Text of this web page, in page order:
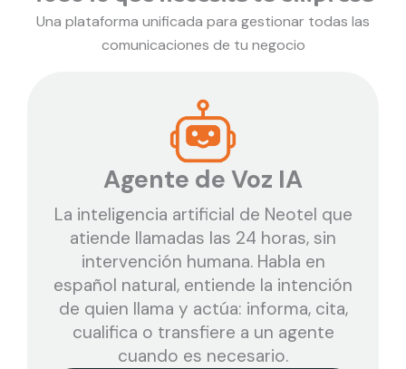
Una plataforma unificada para gestionar todas las
comunicaciones de tu negocio
Agente de Voz IA
La inteligencia artificial de Neotel que
atiende llamadas las 24 horas, sin
intervención humana. Habla en
español natural, entiende la intención
de quien llama y actúa: informa, cita,
cualifica o transfiere a un agente
cuando es necesario.